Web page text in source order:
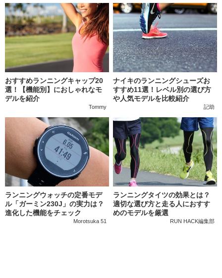
おすすめランニングキャップ20
選！【機能別】におしゃれなモ
デルを紹介
Tommy
ナイキのランニングシューズお
すすめ11選！レベル別の選び方
や人気モデルを比較紹介
記助
ランニングウォッチの定番モデ
ル「ガーミン230J」の実力は？
進化した機能をチェック
Morotsuka 51
ランニングタイツの効果とは？
適切な選び方と走る人におすす
めのモデルを厳選
RUN HACK編集部